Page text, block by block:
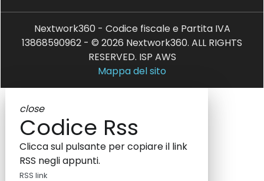
Nextwork360 - Codice fiscale e Partita IVA
13868590962 - © 2026 Nextwork360. ALL RIGHTS
RESERVED. ISP AWS
Mappa del sito
close
Codice Rss
Clicca sul pulsante per copiare il link
RSS negli appunti.
RSS link